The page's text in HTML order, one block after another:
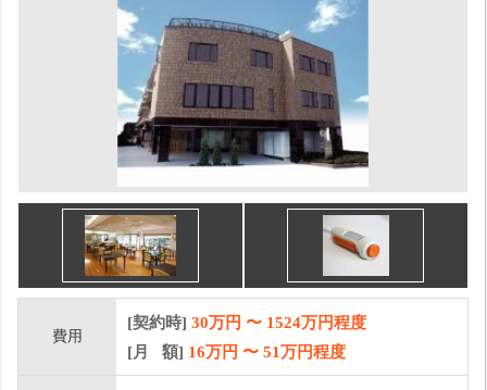
費用
[契約時] 30万円 〜 1524万円程度
[月 額] 16万円 〜 51万円程度